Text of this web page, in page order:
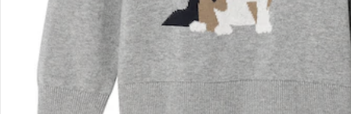
Sicher einkaufen